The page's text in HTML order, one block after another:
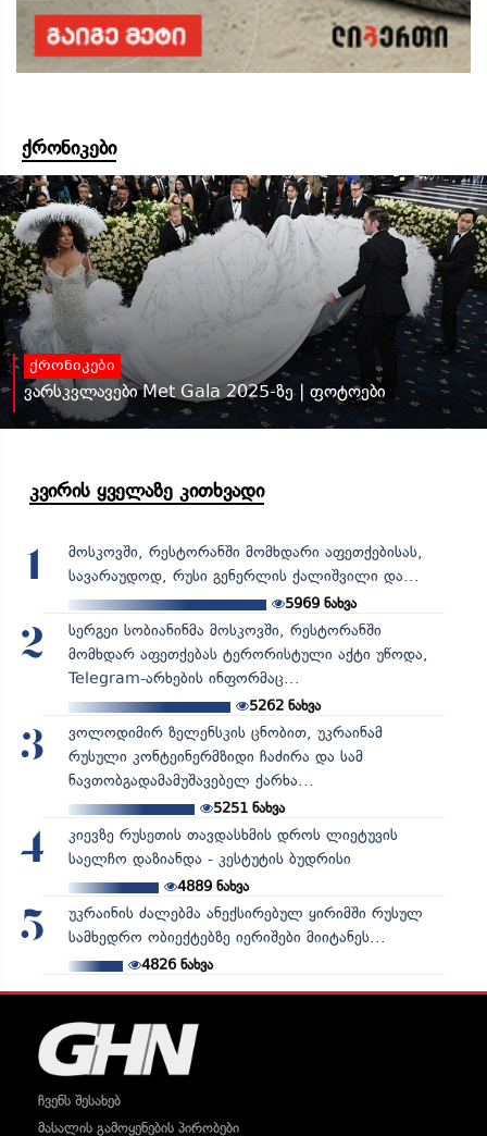
ქრონიკები
ქრონიკები
ვარსკვლავები Met Gala 2025-ზე | ფოტოები
კვირის ყველაზე კითხვადი
1
მოსკოვში, რესტორანში მომხდარი აფეთქებისას,
სავარაუდოდ, რუსი გენერლის ქალიშვილი და...
5969 ნახვა
2
სერგეი სობიანინმა მოსკოვში, რესტორანში
მომხდარ აფეთქებას ტერორისტული აქტი უწოდა,
Telegram-არხების ინფორმაც...
5262ნახვა
3
ვოლოდიმირ ზელენსკის ცნობით, უკრაინამ
რუსული კონტეინერმზიდი ჩაძირა და სამ
ნავთობგადამამუშავებელ ქარხა...
5251ნახვა
4
კიევზე რუსეთის თავდასხმის დროს ლიეტუვის
საელჩო დაზიანდა - კესტუტის ბუდრისი
4889ნახვა
5
უკრაინის ძალებმა ანექსირებულ ყირიმში რუსულ
სამხედრო ობიექტებზე იერიშები მიიტანეს...
4826ნახვა
ჩვენს შესახებ
მასალის გამოყენების პირობები